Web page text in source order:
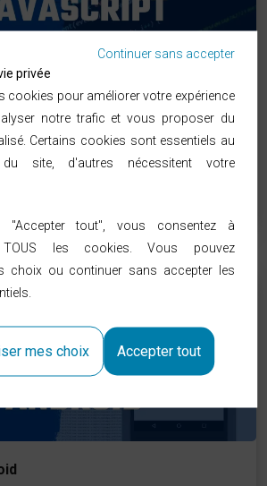
Continuer sans accepter
privée
cookies pour améliorer votre expérience
notre trafic et vous proposer du
Certains cookies sont essentiels au
du site, d'autres nécessitent votre
"Accepter tout", vous consentez à
les cookies. Vous pouvez
choix ou continuer sans accepter les
mes choix Accepter tout